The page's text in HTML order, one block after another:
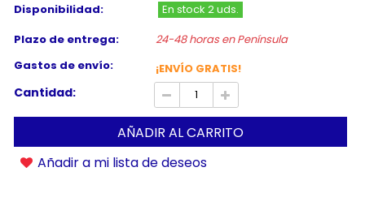
Disponibilidad:
En stock 2 uds.
Plazo de entrega:
24-48 horas en Península
Gastos de envío:
¡ENVÍO GRATIS!
Cantidad:
AÑADIR AL CARRITO
Añadir a mi lista de deseos